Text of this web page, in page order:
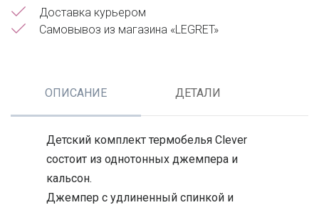
Доставка курьером
Самовывоз из магазина «LEGRET»
ОПИСАНИЕ ДЕТАЛИ
Детский комплект термобелья Clever
состоит из однотонных джемпера и
кальсон.
Джемпер с удлиненный спинкой и